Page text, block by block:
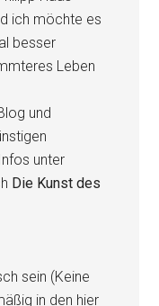
ich möchte es
besser
Leben
und
unter
Die Kunst des
sein (Keine
in den hier